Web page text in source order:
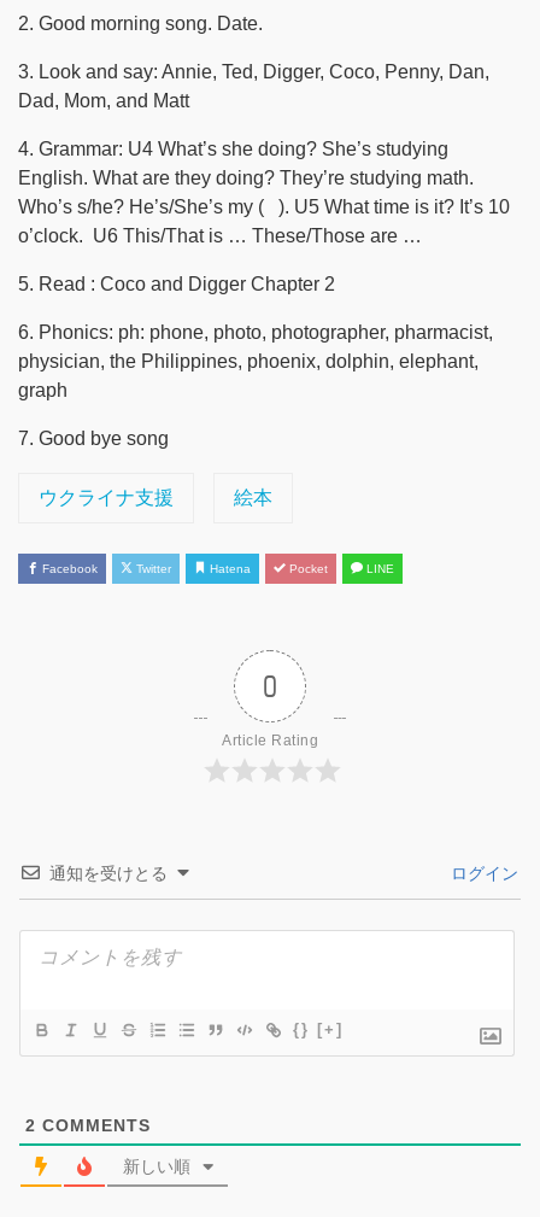
2. Good morning song. Date.
3. Look and say: Annie, Ted, Digger, Coco, Penny, Dan,
Dad, Mom, and Matt
4. Grammar: U4 What’s she doing? She’s studying
English. What are they doing? They’re studying math.
Who’s s/he? He’s/She’s my ( ). U5 What time is it? It’s 10
o’clock. U6 This/That is … These/Those are …
5. Read : Coco and Digger Chapter 2
6. Phonics: ph: phone, photo, photographer, pharmacist,
physician, the Philippines, phoenix, dolphin, elephant,
graph
7. Good bye song
ウクライナ支援 絵本
Facebook Twitter Hatena Pocket LINE
0
Article Rating
通知を受けとる ログイン
{} [+]
2 COMMENTS
新しい順